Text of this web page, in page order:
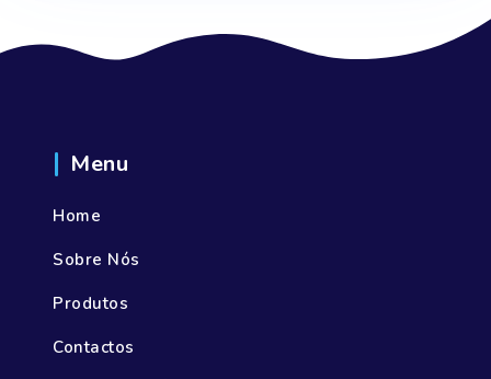
Menu
Home
Sobre Nós
Produtos
Contactos